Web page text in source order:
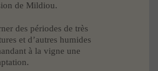
de Mildiou.
des périodes de très
et d’autres humides
à la vigne une